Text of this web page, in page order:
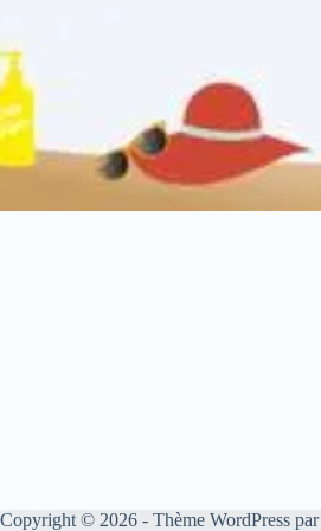
Copyright © 2026 - Thème WordPress par